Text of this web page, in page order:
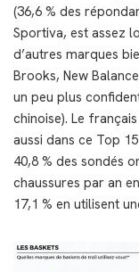
(36,6 % des
Sportiva, est assez
d’autres marques
Brooks, New
un peu plus
chinoise). Le
aussi dans ce Top
40,8 % des sondés
chaussures par an
17,1 % en utilisent